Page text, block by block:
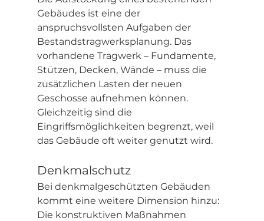
Gebäudes ist eine der
anspruchsvollsten Aufgaben der
Bestandstragwerksplanung. Das
vorhandene Tragwerk – Fundamente,
Stützen, Decken, Wände – muss die
zusätzlichen Lasten der neuen
Geschosse aufnehmen können.
Gleichzeitig sind die
Eingriffsmöglichkeiten begrenzt, weil
das Gebäude oft weiter genutzt wird.
Denkmalschutz
Bei denkmalgeschützten Gebäuden
kommt eine weitere Dimension hinzu:
Die konstruktiven Maßnahmen